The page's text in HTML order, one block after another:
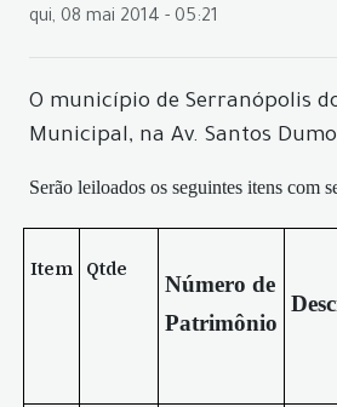
qui, 08 mai 2014 - 05:21
O município de Serranópolis
Municipal, na Av. Santos
Serão leiloados os seguintes itens com
Item Qtde
Número de
Patrimônio